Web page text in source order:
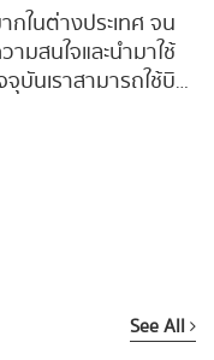
กในต่างประเทศ จน
มสนใจและนำมาใช้
บันเราสามารถใช้บิท
See All